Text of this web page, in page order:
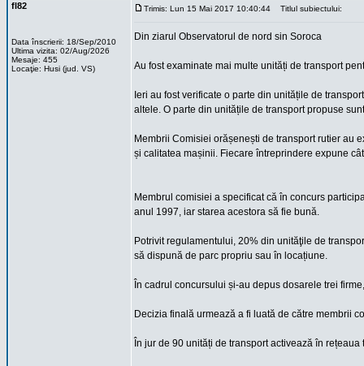
fl82
Data înscrierii: 18/Sep/2010
Ultima vizita: 02/Aug/2026
Mesaje: 455
Locaţie: Husi (jud. VS)
Trimis: Lun 15 Mai 2017 10:40:44 Titlul subiectului:
Din ziarul Observatorul de nord sin Soroca
Au fost examinate mai multe unități de transport
Ieri au fost verificate o parte din unitățile de
altele. O parte din unitățile de transport propuse
Membrii Comisiei orășenești de transport rutier au
și calitatea mașinii. Fiecare întreprindere expune
Membrul comisiei a specificat că în concurs
anul 1997, iar starea acestora să fie bună.
Potrivit regulamentului, 20% din unităţile de
să dispună de parc propriu sau în locațiune.
În cadrul concursului și-au depus dosarele trei firme,
Decizia finală urmează a fi luată de către membrii
În jur de 90 unități de transport activează în